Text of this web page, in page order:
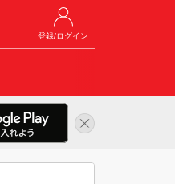
登録/ログイン